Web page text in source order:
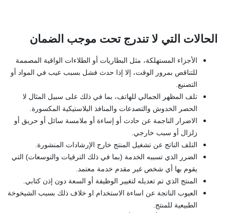
الحالات التي لا تندرج تحت موجب الضمان
الأجزاء المستهلكة، مثل البطاريات أو الطلاءات الواقية المصممة
للتناقص بمرور الوقت، إلا إذا حدث فشل بسبب عيب في المواد أو
التصنيع.
تلف المظهر الجمالي للهاتف، بما في ذلك على سبيل المثال لا
الحصر الخدوش والتصدعات والمنافذ البلاستيكية المكسورة.
الاضرار الناجمة عن حادث أو إساءة أو ملامسة سائل أو حريق أو
زلزال أو سبب خارجي.
التلف الناتج عن تشغيل المنتج خارج الإرشادات المنشورة.
الضرر الذي تسببه الخدمة (بما في ذلك الترقيات والتوسعات) التي
يقوم بها أي شخص غير مقدم خدمة معتمد.
المنتج الذي تم تعديله لتغيير الوظيفة أو السعة دون إذن كتابي.
العيوب الناتجة عن اساءة الاستخدام او خلاف ذلك بسبب الشيخوخة
الطبيعية للمنتج.